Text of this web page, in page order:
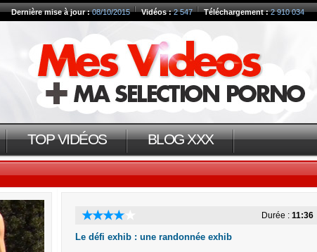
Dernière mise à jour :08/10/2015 Vidéos :2 547 Téléchargement :2 910 034
TOP VIDÉOS BLOG XXX
Durée : 11:36
Le défi exhib : une randonnée exhib